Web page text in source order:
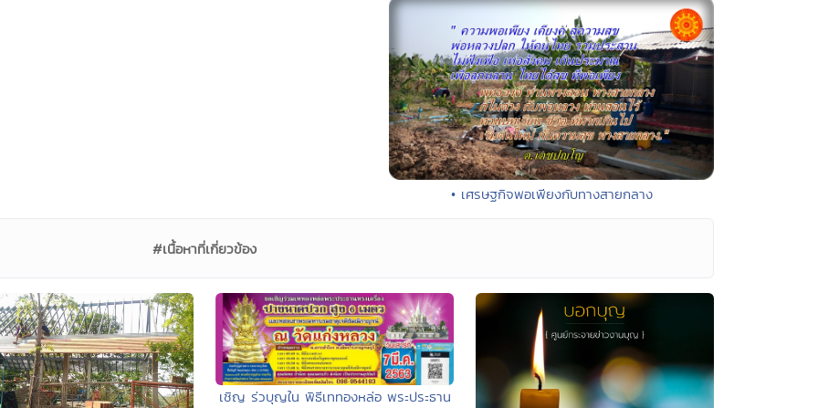
• เศรษฐกิจพอเพียงกับทางสายกลาง
#เนื้อหาที่เกี่ยวข้อง
เชิญ ร่วบุญใน พิธีเททองหล่อ พระประธาน